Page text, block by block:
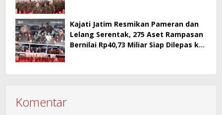
Kajati Jatim Resmikan Pameran dan
Lelang Serentak, 275 Aset Rampasan
Bernilai Rp40,73 Miliar Siap Dilepas ke
Komentar